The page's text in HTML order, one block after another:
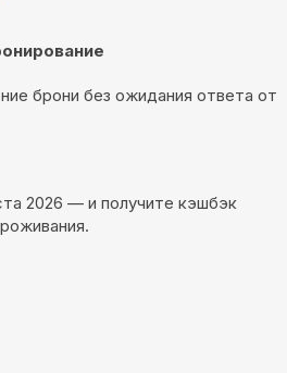
брони без ожидания ответа от
2026 — и получите кэшбэк